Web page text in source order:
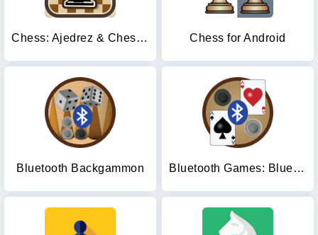
Chess: Ajedrez & Chess online Chess for Android
Bluetooth Backgammon Bluetooth Games: BluetoothOMG